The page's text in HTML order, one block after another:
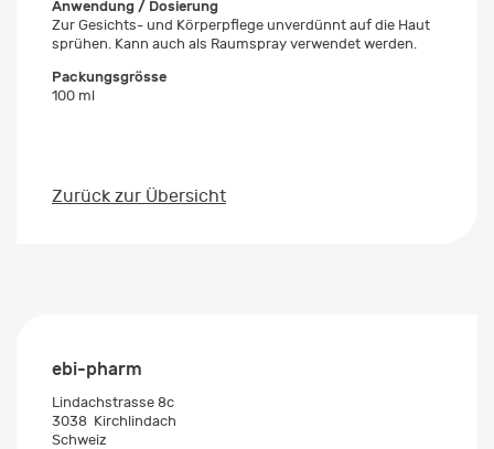
Anwendung / Dosierung
Zur Gesichts- und Körperpflege unverdünnt auf die Haut
sprühen. Kann auch als Raumspray verwendet werden.
Packungsgrösse
100 ml
Zurück zur Übersicht
ebi-pharm
Lindachstrasse 8c
3038 Kirchlindach
Schweiz